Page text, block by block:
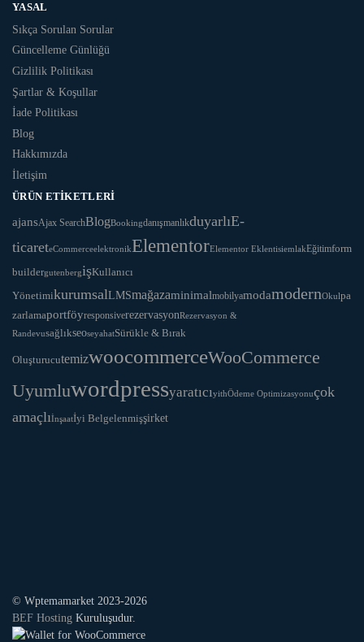
YASAL
Sıkça Sorulan Sorular
Güncelleme Günlüğü
Gizlilik Politikası
Şartlar & Koşullar
İade Politikası
Blog
Hakkımızda
İletişim
ÜRÜN ETIKETLERI
ajansAjax SearchBlogBookingdanışmanlıkduyarlıE-
ticareteCommerceelektronikElementorElementor EklentisiemlakEğitimform
buildergutenbergişKullanıcı
YönetimikurumsalLMSmağazaminimalmobilyamodamodernOkulpa
zarlamaportföyresponsiverezervasyonRezervasyon &
RandevusağlıkseoseyahatSürükle & Bırak
OluşturucutemizwoocommerceWooCommerce
UyumluwordpressyaratıcıyithÖdeme Optimizasyonuçok
amaçlıİnşaatİyi Belgelenmişşirket
© Wptemamarket 2023-2026
BEF Hosting Kuruluşudur.